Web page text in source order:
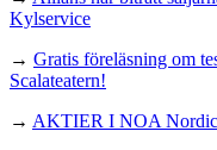
Kylservice
→ Gratis föreläsning om
Scalateatern!
→ AKTIER I NOA